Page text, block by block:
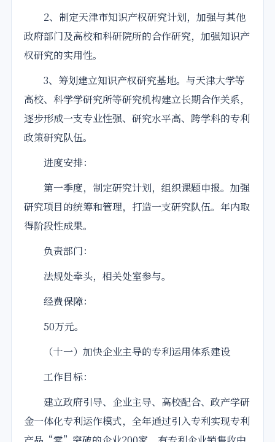
2、制定天津市知识产权研究计划，加强与其他
政府部门及高校和科研院所的合作研究，加强知识产
权研究的实用性。
3、筹划建立知识产权研究基地。与天津大学等
高校、科学学研究所等研究机构建立长期合作关系，
逐步形成一支专业性强、研究水平高、跨学科的专利
政策研究队伍。
进度安排：
第一季度，制定研究计划，组织课题申报。加强
研究项目的统筹和管理，打造一支研究队伍。年内取
得阶段性成果。
负责部门：
法规处牵头，相关处室参与。
经费保障：
50万元。
（十一）加快企业主导的专利运用体系建设
工作目标：
建立政府引导、企业主导、高校配合、政产学研
金一体化专利运作模式，全年通过引入专利实现专利